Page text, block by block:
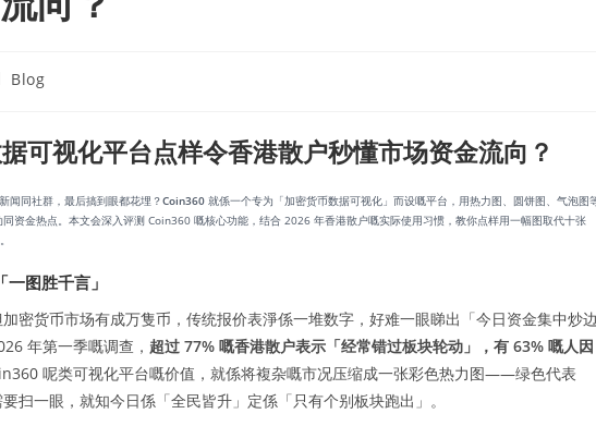
Blog
可视化平台点样令香港散户秒懂市场资金流向？
闻同社群，最后搞到眼都花埋？Coin360 就係一个专为「加密货币数据可视化」而设嘅平台，用热力图、圆饼图、气泡图
资金热点。本文会深入评测 Coin360 嘅核心功能，结合 2026 年香港散户嘅实际使用习惯，教你点样用一幅图取代十张
图胜千言」
密货币市场有成万隻币，传统报价表淨係一堆数字，好难一眼睇出「今日资金集中炒
年第一季嘅调查， 超过 77% 嘅香港散户表示「经常错过板块轮动」，有 63% 嘅人因
呢类可视化平台嘅价值，就係将複杂嘅市况压缩成一张彩色热力图——绿色代表
扫一眼，就知今日係「全民皆升」定係「只有个别板块跑出」。